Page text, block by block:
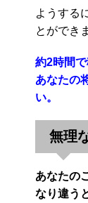
ようする
とができ
約2時間で
あなたの
い。
無理
あなたの
なり違う